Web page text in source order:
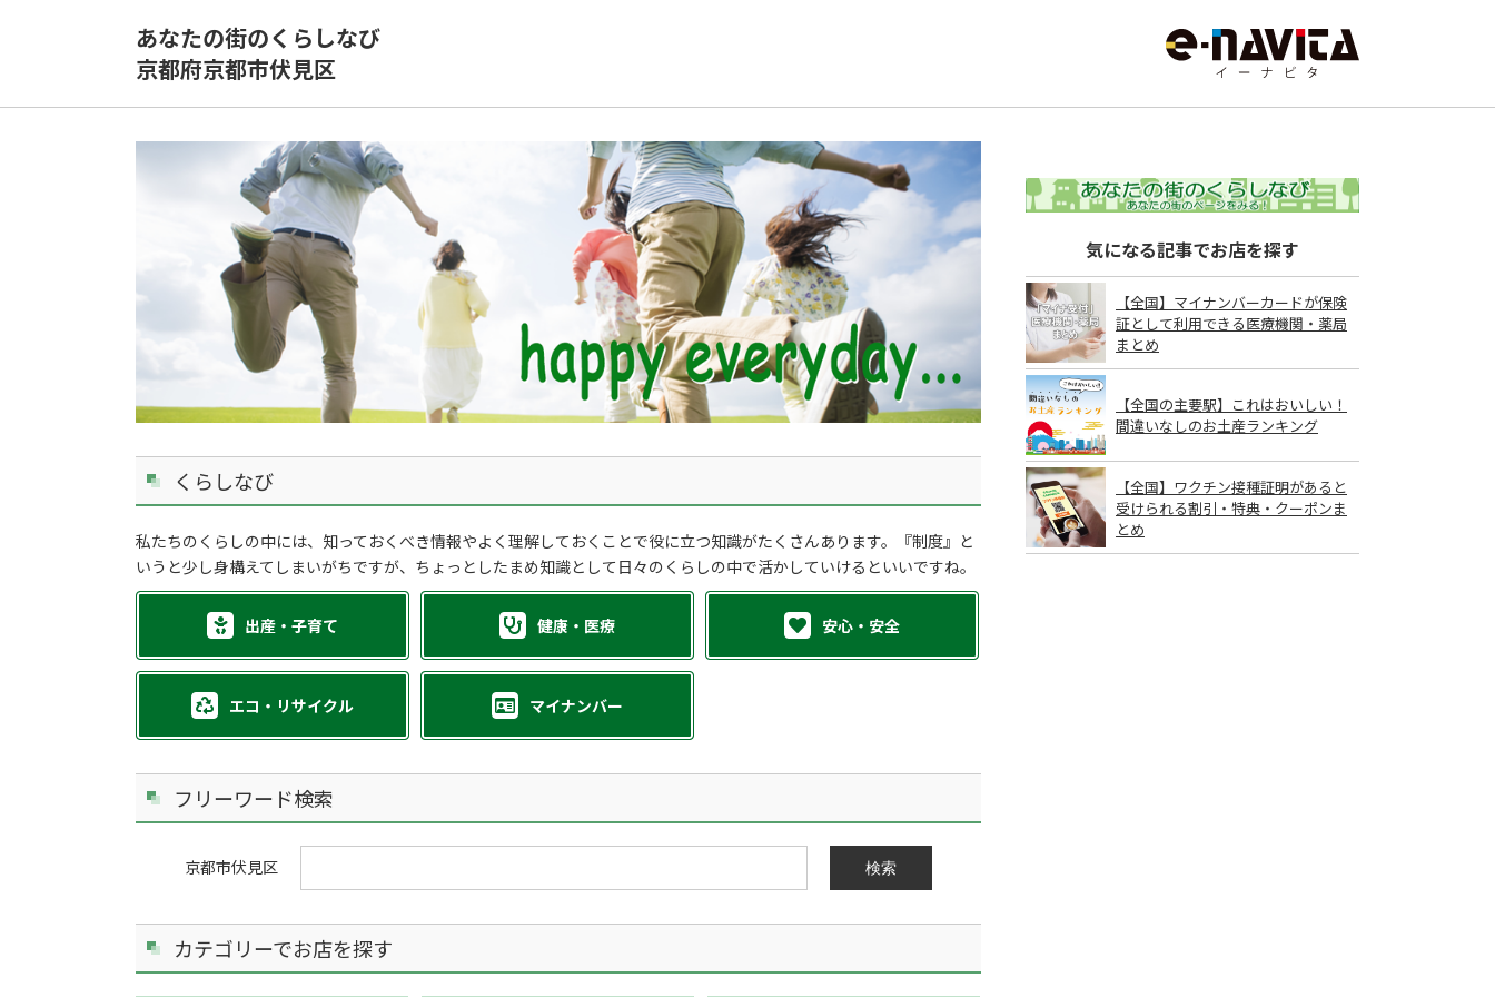
あなたの街のくらしなび
京都府京都市伏見区
くらしなび
私たちのくらしの中には、知っておくべき情報やよく理解しておくことで役に立つ知識がたくさんあります。『制度』と
いうと少し身構えてしまいがちですが、ちょっとしたまめ知識として日々のくらしの中で活かしていけるといいですね。
出産・子育て 健康・医療 安心・安全
エコ・リサイクル マイナンバー
フリーワード検索
京都市伏見区 検索
カテゴリーでお店を探す
気になる記事でお店を探す
【全国】マイナンバーカードが保険
証として利用できる医療機関・薬局
まとめ
【全国の主要駅】これはおいしい！
間違いなしのお土産ランキング
【全国】ワクチン接種証明があると
受けられる割引・特典・クーポンま
とめ